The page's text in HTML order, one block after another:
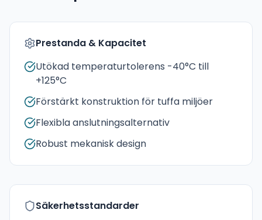
Prestanda & Kapacitet
Utökad temperaturtolerens -40°C till
+125°C
Förstärkt konstruktion för tuffa miljöer
Flexibla anslutningsalternativ
Robust mekanisk design
Säkerhetsstandarder